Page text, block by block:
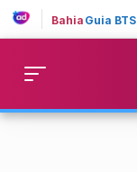
Bahia Guia BTS